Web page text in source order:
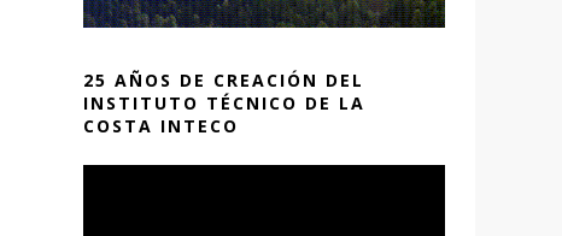
25 AÑOS DE CREACIÓN DEL
INSTITUTO TÉCNICO DE LA
COSTA INTECO